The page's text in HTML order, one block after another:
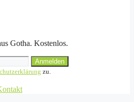
Gotha. Kostenlos.
Anmelden
zu.